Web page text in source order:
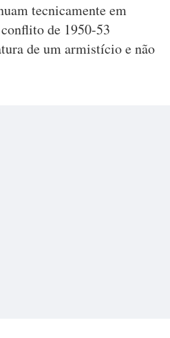
tecnicamente em
de 1950-53
de um armistício e não